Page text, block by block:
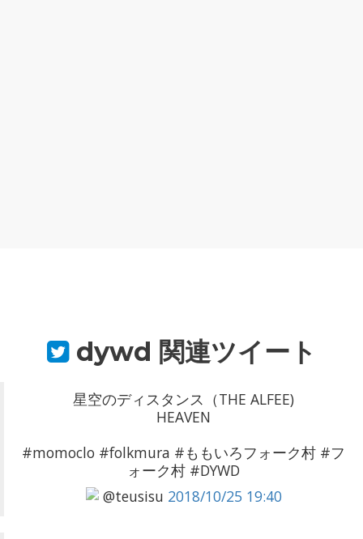
dywd 関連ツイート
星空のディスタンス（THE ALFEE)
HEAVEN
#momoclo #folkmura #ももいろフォーク村 #フ
ォーク村 #DYWD
@teusisu 2018/10/25 19:40